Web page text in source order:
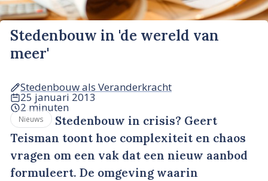
Stedenbouw in 'de wereld van
meer'
Stedenbouw als Veranderkracht
25 januari 2013
2 minuten
Nieuws
Stedenbouw in crisis? Geert
Teisman toont hoe complexiteit en chaos
vragen om een vak dat een nieuw aanbod
formuleert. De omgeving waarin